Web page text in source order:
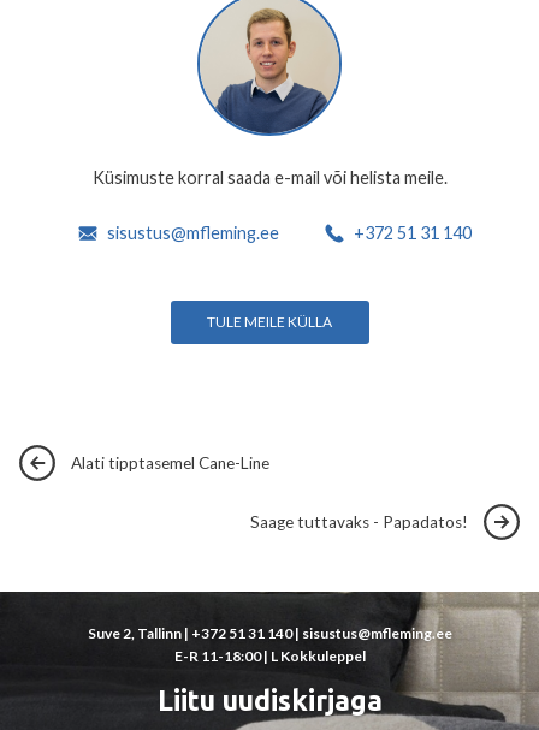
Küsimuste korral saada e-mail või helista meile.
sisustus@mfleming.ee +372 51 31 140
TULE MEILE KÜLLA
Alati tipptasemel Cane-Line
Saage tuttavaks - Papadatos!
Suve 2, Tallinn | +372 51 31 140| sisustus@mfleming.ee
E-R 11-18:00 | L Kokkuleppel
Liitu uudiskirjaga